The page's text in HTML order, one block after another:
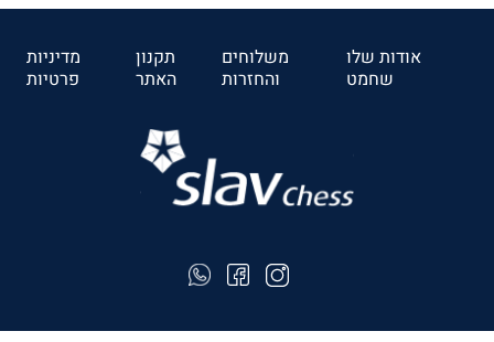
אודות שלו
שחמט
משלוחים
והחזרות
תקנון
האתר
מדיניות
פרטיות